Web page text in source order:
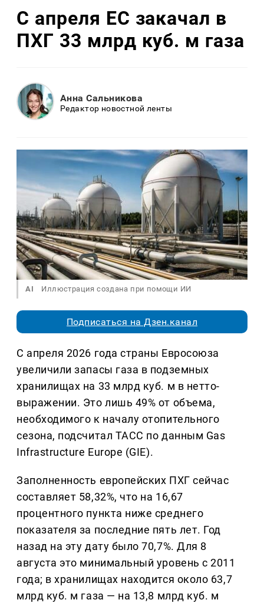
С апреля ЕС закачал в
ПХГ 33 млрд куб. м газа
Анна Сальникова
Редактор новостной ленты
AI Иллюстрация создана при помощи ИИ
Подписаться на Дзен.канал
С апреля 2026 года страны Евросоюза
увеличили запасы газа в подземных
хранилищах на 33 млрд куб. м в нетто-
выражении. Это лишь 49% от объема,
необходимого к началу отопительного
сезона, подсчитал ТАСС по данным Gas
Infrastructure Europe (GIE).
Заполненность европейских ПХГ сейчас
составляет 58,32%, что на 16,67
процентного пункта ниже среднего
показателя за последние пять лет. Год
назад на эту дату было 70,7%. Для 8
августа это минимальный уровень с 2011
года; в хранилищах находится около 63,7
млрд куб. м газа — на 13,8 млрд куб. м